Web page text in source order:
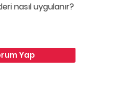
nasıl uygulanır?
Yap